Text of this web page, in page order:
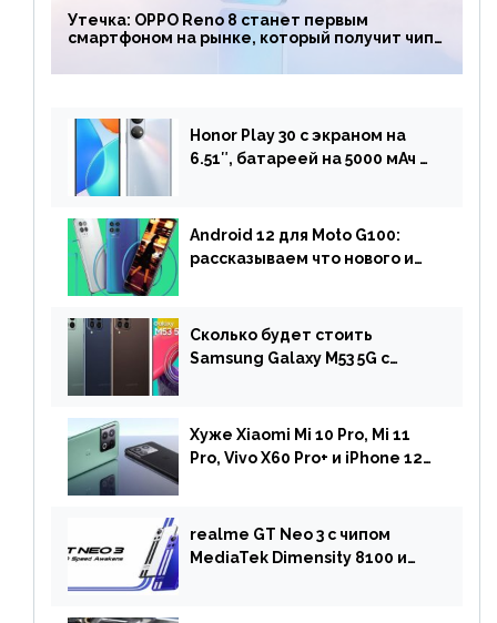
Утечка: OPPO Reno 8 станет первым
смартфоном на рынке, который получит чип
Honor Play 30 с экраном на
6.51″, батареей на 5000 мАч и
Android 12 для Moto G100:
рассказываем что нового и
Сколько будет стоить
Samsung Galaxy M53 5G с
Хуже Xiaomi Mi 10 Pro, Mi 11
Pro, Vivo X60 Pro+ и iPhone 12
OnePlus 10 Pro
realme GT Neo 3 с чипом
MediaTek Dimensity 8100 и